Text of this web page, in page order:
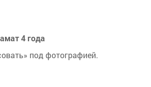
4 года
под фотографией.